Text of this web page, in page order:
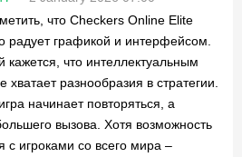
что Checkers Online Elite
радует графикой и интерфейсом.
кажется, что интеллектуальным
хватает разнообразия в стратегии.
начинает повторяться, а
вызова. Хотя возможность
с игроками со всего мира –